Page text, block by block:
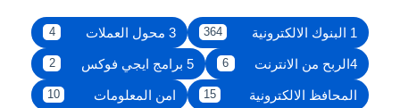
1 البنوك الالكترونية 364 3 محول العملات 4
4الربح من الانترنت 6 5 برامج ايجي فوكس 2
المحافظ الالكترونية 15 امن المعلومات 10